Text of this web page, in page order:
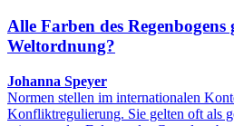
Alle Farben des Regenbogens
Weltordnung?
Johanna Speyer
Normen stellen im internationalen
Konfliktregulierung. Sie gelten oft als